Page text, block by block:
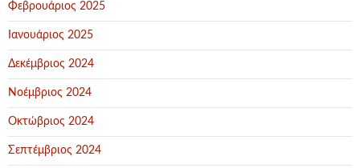
Φεβρουάριος 2025
Ιανουάριος 2025
Δεκέμβριος 2024
Νοέμβριος 2024
Οκτώβριος 2024
Σεπτέμβριος 2024